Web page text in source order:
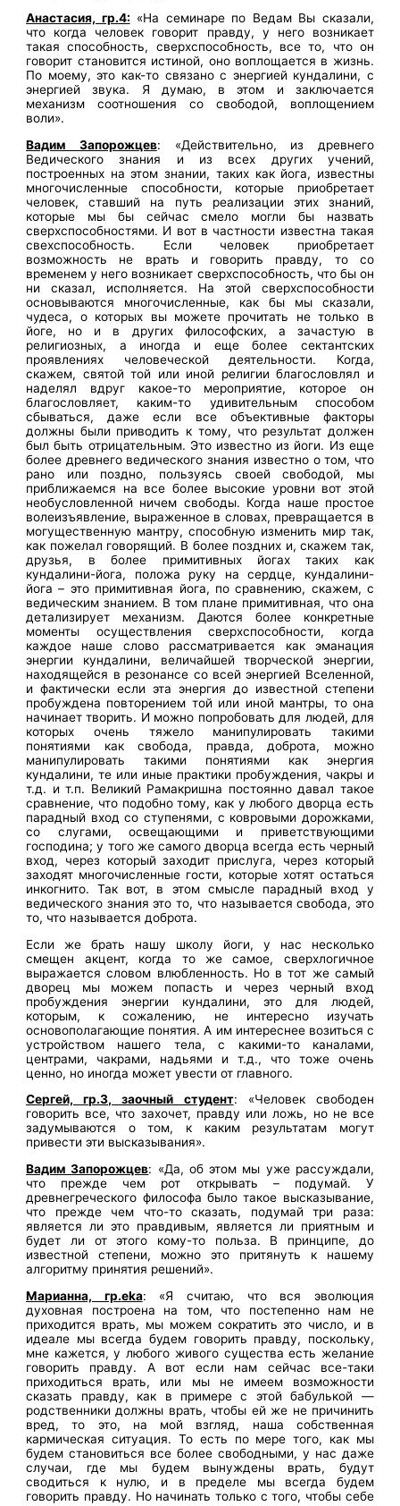
Анастасия, гр.4: «На семинаре по Ведам Вы сказали,
что когда человек говорит правду, у него возникает
такая способность, сверхспособность, все то, что он
говорит становится истиной, оно воплощается в жизнь.
По моему, это как-то связано с энергией кундалини, с
энергией звука. Я думаю, в этом и заключается
механизм соотношения со свободой, воплощением
воли».
Вадим Запорожцев: «Действительно, из древнего
Ведического знания и из всех других учений,
построенных на этом знании, таких как йога, известны
многочисленные способности, которые приобретает
человек, ставший на путь реализации этих знаний,
которые мы бы сейчас смело могли бы назвать
сверхспособностями. И вот в частности известна такая
свехспособность. Если человек приобретает
возможность не врать и говорить правду, то со
временем у него возникает сверхспособность, что бы он
ни сказал, исполняется. На этой сверхспособности
основываются многочисленные, как бы мы сказали,
чудеса, о которых вы можете прочитать не только в
йоге, но и в других философских, а зачастую в
религиозных, а иногда и еще более сектантских
проявлениях человеческой деятельности. Когда,
скажем, святой той или иной религии благословлял и
наделял вдруг какое-то мероприятие, которое он
благословляет, каким-то удивительным способом
сбываться, даже если все объективные факторы
должны были приводить к тому, что результат должен
был быть отрицательным. Это известно из йоги. Из еще
более древнего ведического знания известно о том, что
рано или поздно, пользуясь своей свободой, мы
приближаемся на все более высокие уровни вот этой
необусловленной ничем свободы. Когда наше простое
волеизъявление, выраженное в словах, превращается в
могущественную мантру, способную изменить мир так,
как пожелал говорящий. В более поздних и, скажем так,
друзья, в более примитивных йогах таких как
кундалини-йога, положа руку на сердце, кундалини-
йога – это примитивная йога, по сравнению, скажем, с
ведическим знанием. В том плане примитивная, что она
детализирует механизм. Даются более конкретные
моменты осуществления сверхспособности, когда
каждое наше слово рассматривается как эманация
энергии кундалини, величайшей творческой энергии,
находящейся в резонансе со всей энергией Вселенной,
и фактически если эта энергия до известной степени
пробуждена повторением той или иной мантры, то она
начинает творить. И можно попробовать для людей, для
которых очень тяжело манипулировать такими
понятиями как свобода, правда, доброта, можно
манипулировать такими понятиями как энергия
кундалини, те или иные практики пробуждения, чакры и
т.д. и т.п. Великий Рамакришна постоянно давал такое
сравнение, что подобно тому, как у любого дворца есть
парадный вход со ступенями, с ковровыми дорожками,
со слугами, освещающими и приветствующими
господина; у того же самого дворца всегда есть черный
вход, через который заходит прислуга, через который
заходят многочисленные гости, которые хотят остаться
инкогнито. Так вот, в этом смысле парадный вход у
ведического знания это то, что называется свобода, это
то, что называется доброта.
Если же брать нашу школу йоги, у нас несколько
смещен акцент, когда то же самое, сверхлогичное
выражается словом влюбленность. Но в тот же самый
дворец мы можем попасть и через черный вход
пробуждения энергии кундалини, это для людей,
которым, к сожалению, не интересно изучать
основополагающие понятия. А им интереснее возиться с
устройством нашего тела, с какими-то каналами,
центрами, чакрами, надьями и т.д., что тоже очень
ценно, но иногда может увести от главного.
Сергей, гр.3, заочный студент: «Человек свободен
говорить все, что захочет, правду или ложь, но не все
задумываются о том, к каким результатам могут
привести эти высказывания».
Вадим Запорожцев: «Да, об этом мы уже рассуждали,
что прежде чем рот открывать – подумай. У
древнегреческого философа было такое высказывание,
что прежде чем что-то сказать, подумай три раза:
является ли это правдивым, является ли приятным и
будет ли от этого кому-то польза. В принципе, до
известной степени, можно это притянуть к нашему
алгоритму принятия решений».
Марианна, гр.eka: «Я считаю, что вся эволюция
духовная построена на том, что постепенно нам не
приходится врать, мы можем сократить это число, и в
идеале мы всегда будем говорить правду, поскольку,
мне кажется, у любого живого существа есть желание
говорить правду. А вот если нам сейчас все-таки
приходиться врать, или мы не имеем возможности
сказать правду, как в примере с этой бабулькой —
родственники должны врать, чтобы ей же не причинить
вред, то это, на мой взгляд, наша собственная
кармическая ситуация. То есть по мере того, как мы
будем становиться все более свободными, у нас даже
случаи, где мы будем вынуждены врать, будут
сводиться к нулю, и в пределе мы всегда будем
говорить правду. Но начинать только с того, чтобы себе